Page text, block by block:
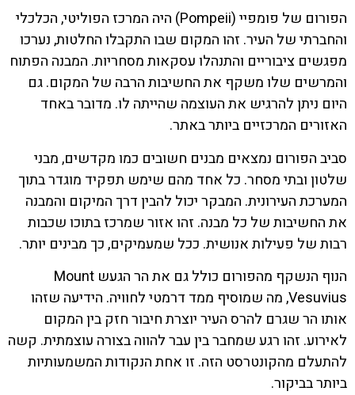
הפורום של פומפיי (Pompeii) היה המרכז הפוליטי, הכלכלי
והחברתי של העיר. זהו המקום שבו התקבלו החלטות, נערכו
מפגשים ציבוריים והתנהלו עסקאות מסחריות. המבנה הפתוח
והמרשים שלו משקף את החשיבות הרבה של המקום. גם
היום ניתן להרגיש את העוצמה שהייתה לו. מדובר באחד
האזורים המרכזיים ביותר באתר.
סביב הפורום נמצאים מבנים חשובים כמו מקדשים, מבני
שלטון ובתי מסחר. כל אחד מהם שימש תפקיד מוגדר בתוך
המערכת העירונית. המבקר יכול להבין דרך המיקום והמבנה
את החשיבות של כל מבנה. זהו אזור שמרכז בתוכו שכבות
רבות של פעילות אנושית. ככל שמעמיקים, כך מבינים יותר.
הנוף הנשקף מהפורום כולל גם את הר הגעש Mount
Vesuvius, מה שמוסיף ממד דרמטי לחוויה. הידיעה שזהו
אותו הר שגרם להרס העיר יוצרת חיבור חזק בין המקום
לאירוע. זהו רגע שמחבר בין עבר להווה בצורה עוצמתית. קשה
להתעלם מהקונטרסט הזה. זו אחת הנקודות המשמעותיות
ביותר בביקור.